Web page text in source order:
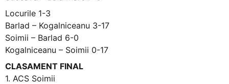
Locurile 1-3
Barlad – Kogalniceanu 3-17
Soimii – Barlad 6-0
Kogalniceanu – Soimii 0-17
CLASAMENT FINAL
1. ACS Soimii